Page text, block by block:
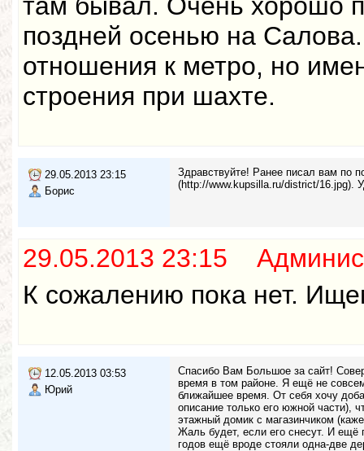
поздней осенью на
отношения к метро, но
строения при шахте.
29.05.2013 23:15
Борис
Здравствуйте! Ранее писал вам по
(http://www.kupsilla.ru/district/16.jpg).
29.05.2013 23:15
К сожалению пока нет.
12.05.2013 03:53
Юрий
Спасибо Вам Большое за сайт!
время в том районе. Я ещё не
ближайшее время. От себя хочу
описание только его южной части),
этажный домик с магазинчиком
Жаль будет, если его снесут. И ещё
годов ещё вроде стояли одна-две